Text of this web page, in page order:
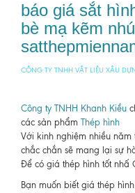
báo giá sắt
bè mạ kẽm
CÔNG TY TNHH VẬT LIỆU XÂU
Công ty TNHH Khanh Kiều
các sản phẩm Thép hình
Với kinh nghiệm nhiều
chắc chắn sẽ mang lại sự
Để có giá thép hình tốt nhấ
Bạn muốn biết giá thép